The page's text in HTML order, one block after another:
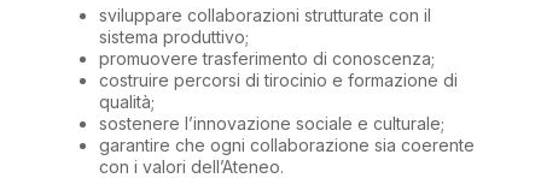
sviluppare collaborazioni strutturate con il
sistema produttivo;
promuovere trasferimento di conoscenza;
costruire percorsi di tirocinio e formazione di
qualità;
sostenere l’innovazione sociale e culturale;
garantire che ogni collaborazione sia coerente
con i valori dell’Ateneo.